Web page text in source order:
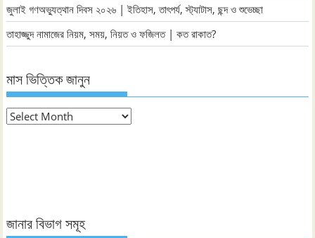
জুলাই গণঅভ্যুত্থান দিবস ২০২৬ | ইতিহাস, তাৎপর্য, স্ট্যাটাস, ছন্দ ও শুভেচ্ছা
তাহাজ্জুদ নামাজের নিয়ম, সময়, নিয়ত ও ফজিলত | কত রাকাত?
মাস ভিত্তিক জানুন
মাস
জানার বিভাগ সমূহ